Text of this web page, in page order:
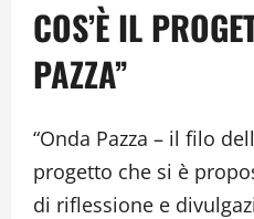
COS’È IL
PAZZA”
“Onda Pazza – il filo
progetto che si è
di riflessione e